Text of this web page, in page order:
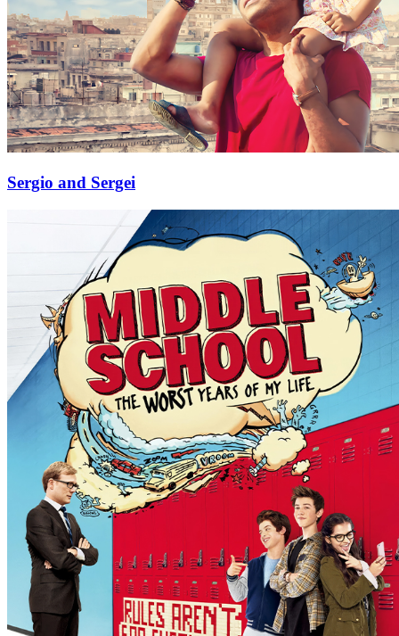
Sergio and Sergei